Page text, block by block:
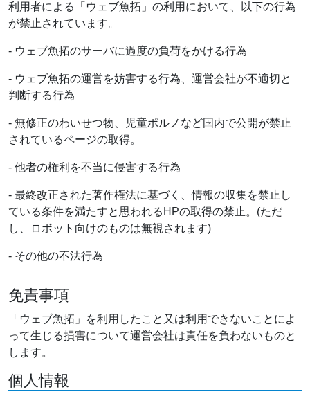
利用者による「ウェブ魚拓」の利用において、以下の行為
が禁止されています。
- ウェブ魚拓のサーバに過度の負荷をかける行為
- ウェブ魚拓の運営を妨害する行為、運営会社が不適切と
判断する行為
- 無修正のわいせつ物、児童ポルノなど国内で公開が禁止
されているページの取得。
- 他者の権利を不当に侵害する行為
- 最終改正された著作権法に基づく、情報の収集を禁止し
ている条件を満たすと思われるHPの取得の禁止。(ただ
し、ロボット向けのものは無視されます)
- その他の不法行為
免責事項
「ウェブ魚拓」を利用したこと又は利用できないことによ
って生じる損害について運営会社は責任を負わないものと
します。
個人情報